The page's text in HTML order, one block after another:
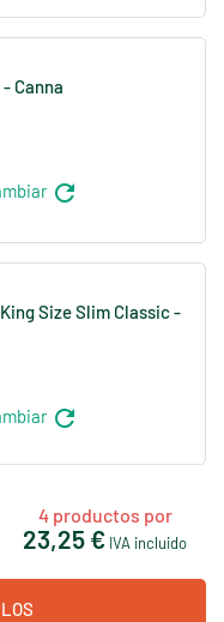
Canna
refresh
Size Slim Classic -
refresh
4productos por
23,25 € IVA incluido